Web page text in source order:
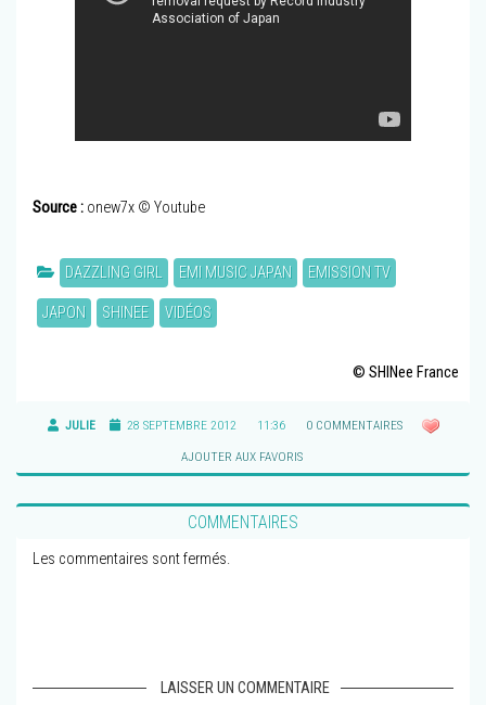
Source : onew7x © Youtube
DAZZLING GIRL EMI MUSIC JAPAN EMISSION TV
JAPON SHINEE VIDÉOS
© SHINee France
JULIE 28 SEPTEMBRE 2012 11:36 0 COMMENTAIRES
AJOUTER AUX FAVORIS
COMMENTAIRES
Les commentaires sont fermés.
LAISSER UN COMMENTAIRE